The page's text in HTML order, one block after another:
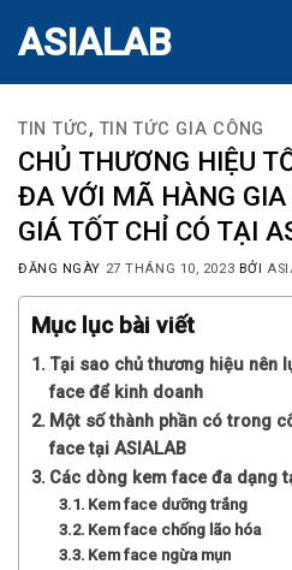
ASIALAB
TIN TỨC,TIN TỨC GIA CÔNG
CHỦ THƯƠNG HIỆU
ĐA VỚI MÃ HÀNG GIA
GIÁ TỐT CHỈ CÓ TẠI
ĐĂNG NGÀY 27 THÁNG 10, 2023 BỞI
Mục lục bài viết
Tại sao chủ thương hiệu nên
face để kinh doanh
Một số thành phần có trong
face tại ASIALAB
Các dòng kem face đa dạng
Kem face dưỡng trắng
Kem face chống lão hóa
Kem face ngừa mụn